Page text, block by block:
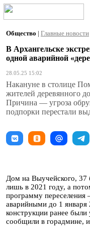
Общество | Главные новости
В Архангельске
одной аварийной
28.05.25 15:02
Накануне в столице
жителей деревянного
Причина — угроза
подпорки перестали
Дом на Выучейского, 37
лишь в 2021 году, а
программу переселения
аварийными до 1 января
конструкции ранее были
сообщили в горадмине,